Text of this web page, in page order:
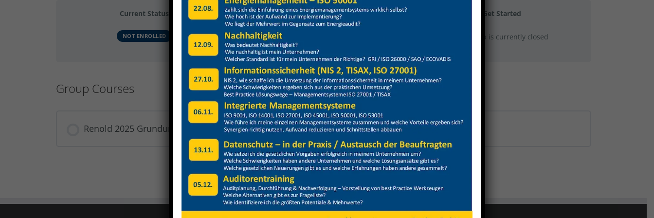
Current Status
NOT ENROLLED
Price Get Started
This group is currently closed
Group Courses
Renold 2025 Grundunterweisung, Kran, Hubarbeitsbühne, Flurförderfahrzeuge